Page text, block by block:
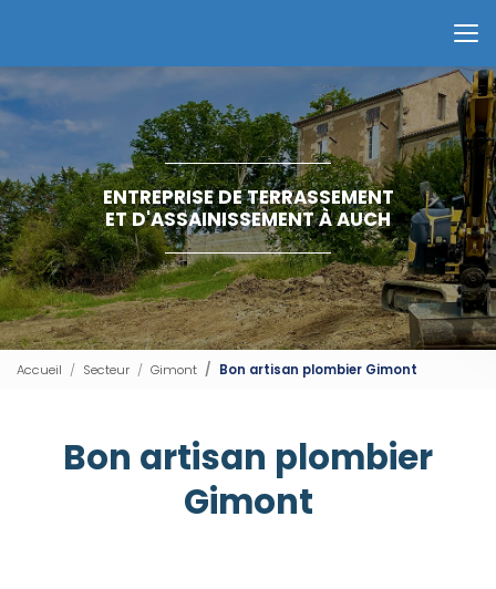
principal
ENTREPRISE DE TERRASSEMENT
ET D'ASSAINISSEMENT À AUCH
Accueil Secteur Gimont Bon artisan plombier Gimont
Bon artisan plombier
Gimont